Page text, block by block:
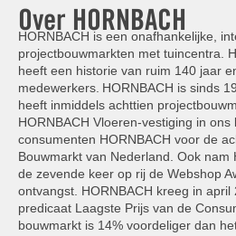
Over HORNBACH
HORNBACH is een onafhankelijke,
projectbouwmarkten met tuincentra.
heeft een historie van ruim 140 jaar
medewerkers. HORNBACH is sinds
heeft inmiddels achttien
HORNBACH Vloeren-vestiging in
consumenten HORNBACH voor de
Bouwmarkt van Nederland. Ook nam
de zevende keer op rij de Webshop
ontvangst. HORNBACH kreeg in
predicaat Laagste Prijs van de
bouwmarkt is 14% voordeliger dan